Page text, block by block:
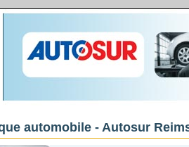
automobile - Autosur